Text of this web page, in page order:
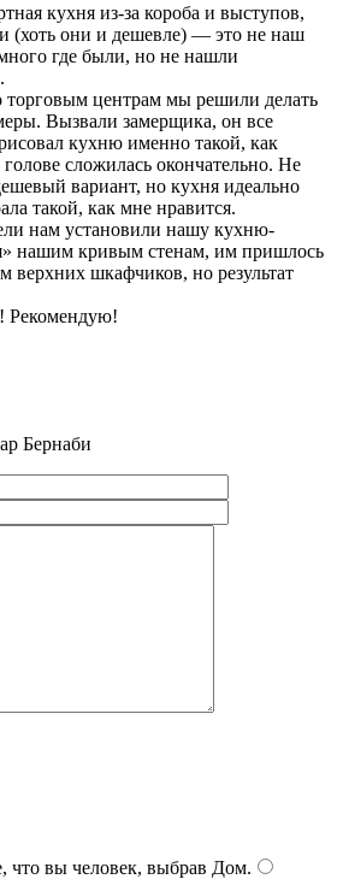
кухня из-за короба и выступов,
(хоть они и дешевле) — это не наш
где были, но не нашли
торговым центрам мы решили делать
Вызвали замерщика, он все
кухню именно такой, как
сложилась окончательно. Не
вариант, но кухня идеально
такой, как мне нравится.
нам установили нашу кухню-
нашим кривым стенам, им пришлось
верхних шкафчиков, но результат
Рекомендую!
Бернаби
что вы человек, выбрав Дом.